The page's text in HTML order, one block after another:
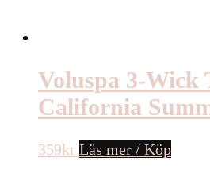
Voluspa 3-Wick
California
359kr Läs mer / Köp